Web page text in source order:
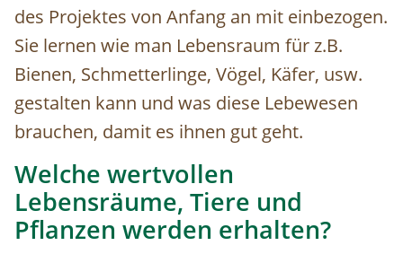
des Projektes von Anfang an mit einbezogen.
Sie lernen wie man Lebensraum für z.B.
Bienen, Schmetterlinge, Vögel, Käfer, usw.
gestalten kann und was diese Lebewesen
brauchen, damit es ihnen gut geht.
Welche wertvollen
Lebensräume, Tiere und
Pflanzen werden erhalten?